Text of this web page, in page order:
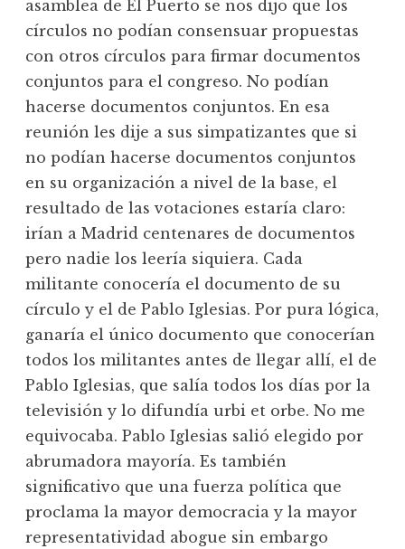
asamblea de El Puerto se nos dijo que los
círculos no podían consensuar propuestas
con otros círculos para firmar documentos
conjuntos para el congreso. No podían
hacerse documentos conjuntos. En esa
reunión les dije a sus simpatizantes que si
no podían hacerse documentos conjuntos
en su organización a nivel de la base, el
resultado de las votaciones estaría claro:
irían a Madrid centenares de documentos
pero nadie los leería siquiera. Cada
militante conocería el documento de su
círculo y el de Pablo Iglesias. Por pura lógica,
ganaría el único documento que conocerían
todos los militantes antes de llegar allí, el de
Pablo Iglesias, que salía todos los días por la
televisión y lo difundía urbi et orbe. No me
equivocaba. Pablo Iglesias salió elegido por
abrumadora mayoría. Es también
significativo que una fuerza política que
proclama la mayor democracia y la mayor
representatividad abogue sin embargo